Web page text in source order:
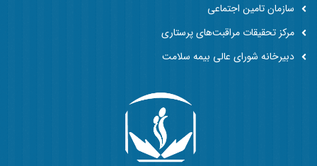
سازمان تامین اجتماعی
مرکز تحقیقات مراقبت‌های پرستاری
دبیرخانه شورای عالی بیمه سلامت